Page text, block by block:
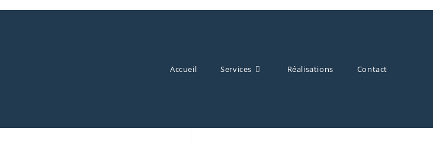
Accueil Services Réalisations Contact